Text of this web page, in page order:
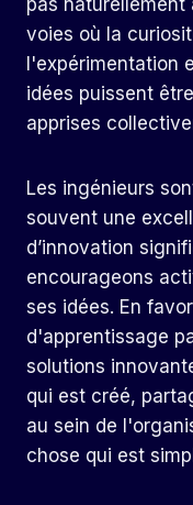
pas naturellement
voies où la
l'expérimentation
idées puissent
apprises
Les ingénieurs
souvent une
d’innovation
encourageons
ses idées. En
d'apprentissage
solutions
qui est créé,
au sein de
chose qui est